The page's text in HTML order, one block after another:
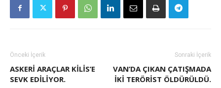
Önceki İçerik
ASKERI ARAÇLAR KILIS’E
SEVK EDILIYOR.
Sonraki İçerik
VAN’DA ÇIKAN ÇATIŞMADA
IKI TERÖRIST ÖLDÜRÜLDÜ.